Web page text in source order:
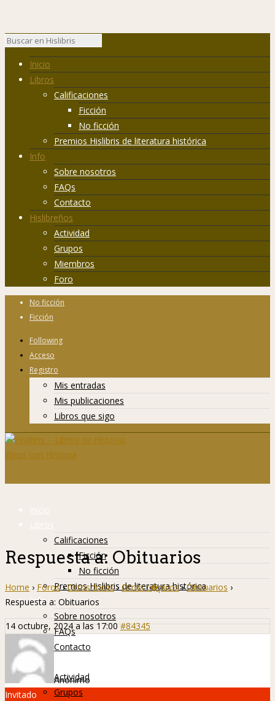
Inicio
Libros
Calificaciones
Ficción
No ficción
Premios Hislibris de literatura histórica
Info
Sobre nosotros
FAQs
Contacto
Hislibreños
Actividad
Grupos
Miembros
Foro
No ficción
Ficción
Following
Acceso
Registro
Mis entradas
Mis publicaciones
Libros que sigo
Inicio
Libros
Calificaciones
Ficción
No ficción
Premios Hislibris de literatura histórica
Info
Sobre nosotros
FAQs
Contacto
Hislibreños
Actividad
Grupos
Respuesta a: Obituarios
Home › Foros › Otros foros › Otros t�picos › Obituarios ›
Respuesta a: Obituarios
14 octubre, 2024 a las 17:00 #84345
Anónimo
Invitado